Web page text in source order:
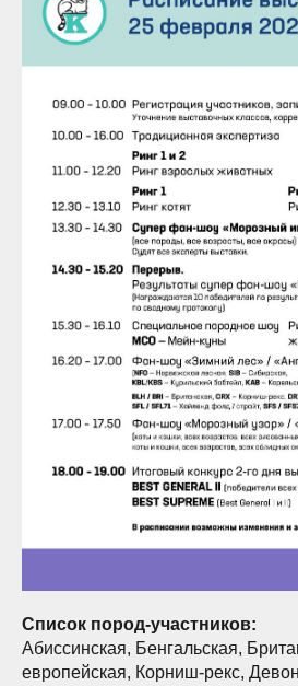
Список пород-участников:
Абиссинская, Бенгальская,
европейская, Корниш-рекс,